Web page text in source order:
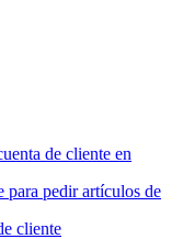
de cliente en
para pedir artículos de
cliente